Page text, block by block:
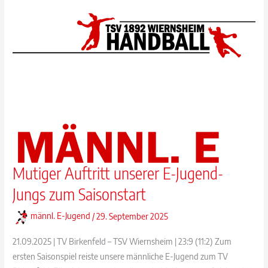
Mutiger Auftritt unserer E-Jugend-
Jungs zum Saisonstart
männl. E-Jugend /29. September 2025
21.09.2025 | TV Birkenfeld – TSV Wiernsheim | 23:9 (11:2) Zum
ersten Saisonspiel reiste unsere männliche E-Jugend zum TV